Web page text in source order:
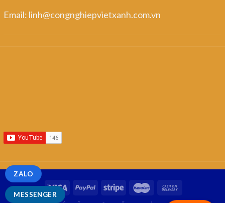
Email: linh@congnghiepvietxanh.com.vn
MESSENGER
ZALO